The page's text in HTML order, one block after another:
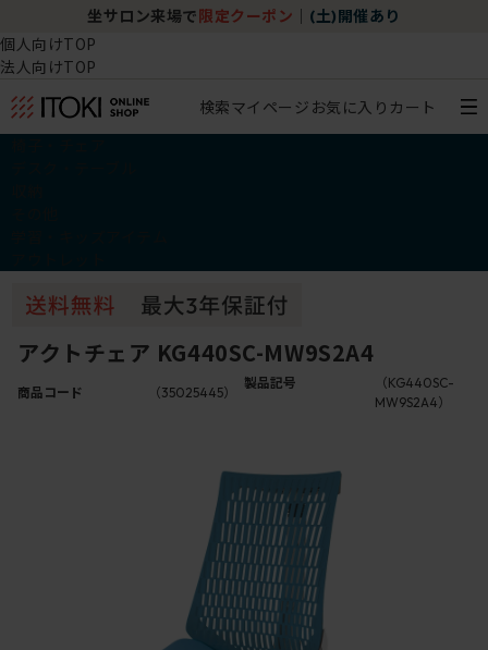
坐サロン来場で 限定クーポン (土)開催あり
個人向けTOP
法人向けTOP
検索マイページ お気に入り カート
アクトチェア KG440SC-MW9S2A4
商品コード （35025445）
製品記号
（KG440SC-
MW9S2A4）